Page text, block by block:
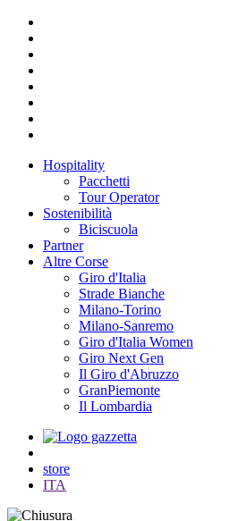
Hospitality
Pacchetti
Tour Operator
Sostenibilità
Biciscuola
Partner
Altre Corse
Giro d'Italia
Strade Bianche
Milano-Torino
Milano-Sanremo
Giro d'Italia Women
Giro Next Gen
Il Giro d'Abruzzo
GranPiemonte
Il Lombardia
store
ITA